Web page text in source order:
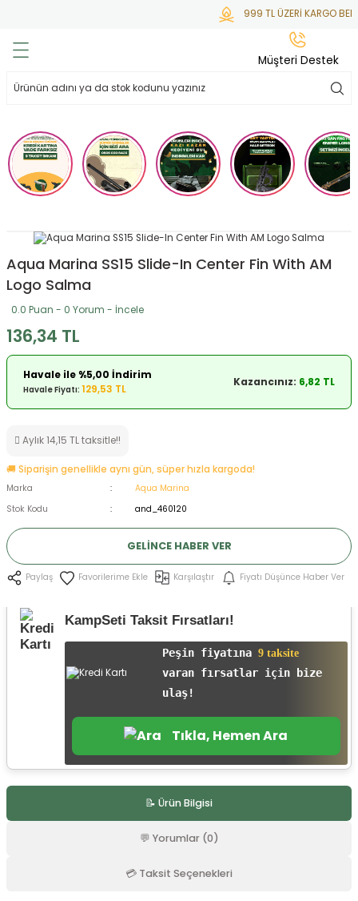
999 TL ÜZERİ KARGO
Tabure
Aqua Marina SS15 Slide-In Center Fin With AM
Logo Salma
0.0 Puan - 0 Yorum - İncele
136,34 TL
Havale ile %5,00 İndirim
Havale Fiyatı: 129,53 TL
Kazancınız: 6,82 TL
Aylık 14,15 TL taksitle!!
🚚 Siparişin genellikle aynı gün, süper hızla kargoda!
Marka
Aqua Marina
Stok Kodu
and_460120
GELINCE HABER VER
Paylaş Karşılaştır Fiyatı Düşünce Haber Ver
KampSeti Taksit Fırsatları!
Peşin fiyatına 9 taksite
varan fırsatlar için bize
ulaş!
Tıkla, Hemen Ara
📝 Ürün Bilgisi
💬 Yorumlar (0)
💳 Taksit Seçenekleri